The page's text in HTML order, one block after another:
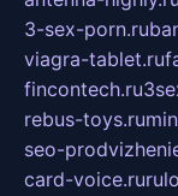
3-sex-porn.ru
viagra-tablet.ru
fincontech.ru
rebus-toys.ru
seo-
card-voice.ru